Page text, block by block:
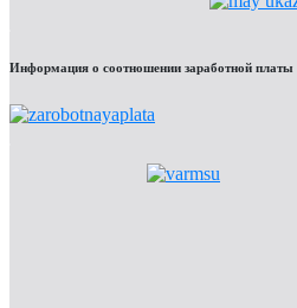
Информация о соотношении заработной платы